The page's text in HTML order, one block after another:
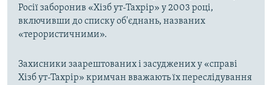
Росії заборонив «Хізб ут-Тахрір» у 2003 році,
включивши до списку об'єднань, названих
«терористичними».
Захисники заарештованих і засуджених у «справі
Хізб ут-Тахрір» кримчан вважають їх переслідування